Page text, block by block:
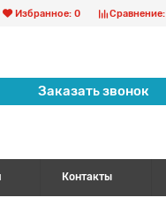
Сравнение:
Избранное: 0
Заказать звонок
Контакты